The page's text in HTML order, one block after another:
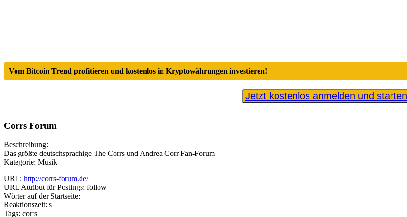
Vom Bitcoin Trend profitieren und kostenlos in Kryptowährungen investieren!
Jetzt kostenlos anmelden und starten
Corrs Forum
Beschreibung:
Das größte deutschsprachige The Corrs und Andrea Corr Fan-Forum
Kategorie: Musik
URL: http://corrs-forum.de/
URL Attribut für Postings: follow
Wörter auf der Startseite:
Reaktionszeit: s
Tags: corrs